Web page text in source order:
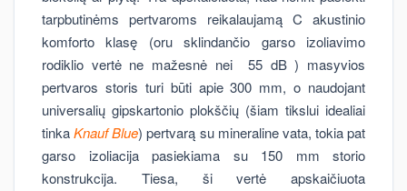
tarpbutinėms pertvaroms reikalaujamą C akustinio
komforto klasę (oru sklindančio garso izoliavimo
rodiklio vertė ne mažesnė nei 55 dB ) masyvios
pertvaros storis turi būti apie 300 mm, o naudojant
universalių gipskartonio plokščių (šiam tikslui idealiai
tinkaKnauf Blue) pertvarą su mineraline vata, tokia pat
garso izoliacija pasiekiama su 150 mm storio
konstrukcija. Tiesa, ši vertė apskaičiuota